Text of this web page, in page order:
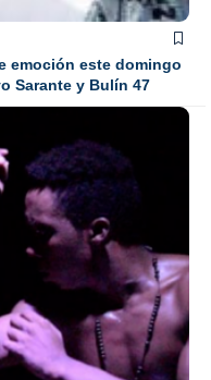
emoción este domingo
Sarante y Bulín 47